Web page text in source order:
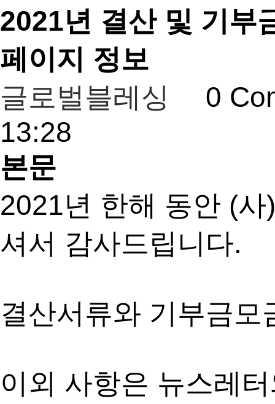
2021년 결산 및 기부
페이지 정보
글로벌블레싱
0
13:28
본문
2021년 한해 동안 (
셔서 감사드립니다.
결산서류와 기부금
이외 사항은 뉴스레